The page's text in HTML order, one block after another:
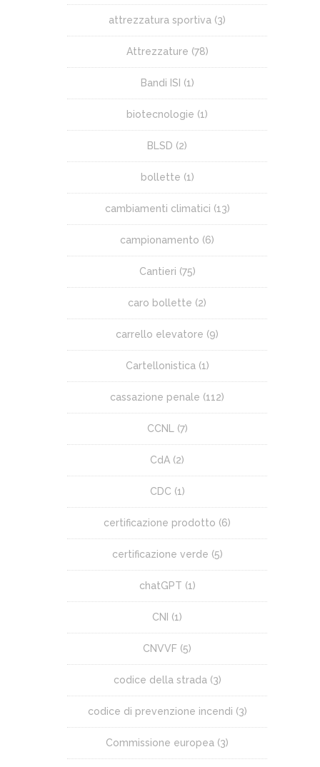
attrezzatura sportiva (3)
Attrezzature (78)
Bandi ISI (1)
biotecnologie (1)
BLSD (2)
bollette (1)
cambiamenti climatici (13)
campionamento (6)
Cantieri (75)
caro bollette (2)
carrello elevatore (9)
Cartellonistica (1)
cassazione penale (112)
CCNL (7)
CdA (2)
CDC (1)
certificazione prodotto (6)
certificazione verde (5)
chatGPT (1)
CNI (1)
CNVVF (5)
codice della strada (3)
codice di prevenzione incendi (3)
Commissione europea (3)